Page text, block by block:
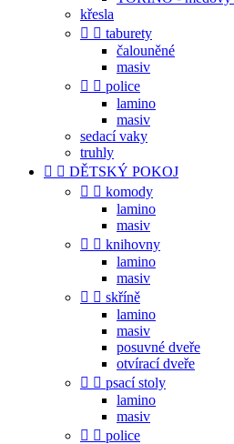
křesla
  taburety
čalouněné
masiv
  police
lamino
masiv
sedací vaky
truhly
  DĚTSKÝ POKOJ
  komody
lamino
masiv
  knihovny
lamino
masiv
  skříně
lamino
masiv
posuvné dveře
otvírací dveře
  psací stoly
lamino
masiv
  police